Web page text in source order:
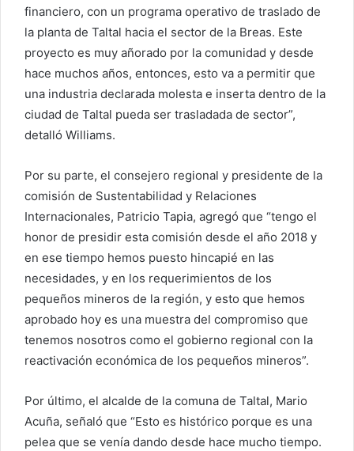
financiero, con un programa operativo de traslado de
la planta de Taltal hacia el sector de la Breas. Este
proyecto es muy añorado por la comunidad y desde
hace muchos años, entonces, esto va a permitir que
una industria declarada molesta e inserta dentro de la
ciudad de Taltal pueda ser trasladada de sector”,
detalló Williams.
Por su parte, el consejero regional y presidente de la
comisión de Sustentabilidad y Relaciones
Internacionales, Patricio Tapia, agregó que “tengo el
honor de presidir esta comisión desde el año 2018 y
en ese tiempo hemos puesto hincapié en las
necesidades, y en los requerimientos de los
pequeños mineros de la región, y esto que hemos
aprobado hoy es una muestra del compromiso que
tenemos nosotros como el gobierno regional con la
reactivación económica de los pequeños mineros”.
Por último, el alcalde de la comuna de Taltal, Mario
Acuña, señaló que “Esto es histórico porque es una
pelea que se venía dando desde hace mucho tiempo.